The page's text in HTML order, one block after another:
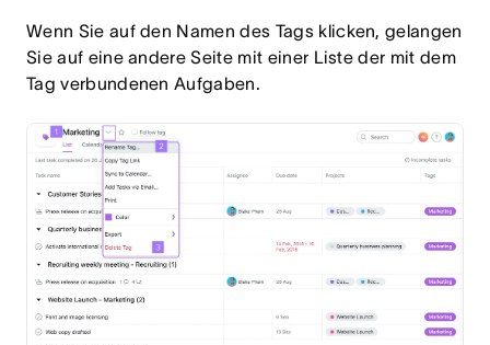
Wenn Sie auf den Namen des Tags klicken, gelangen
Sie auf eine andere Seite mit einer Liste der mit dem
Tag verbundenen Aufgaben.